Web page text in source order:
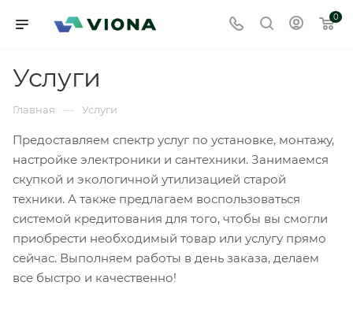
0
Услуги
Главная — Услуги
Предоставляем спектр услуг по установке, монтажу,
настройке электроники и сантехники. Занимаемся
скупкой и экологичной утилизацией старой
техники. А также предлагаем воспользоваться
системой кредитования для того, чтобы вы смогли
приобрести необходимый товар или услугу прямо
сейчас. Выполняем работы в день заказа, делаем
все быстро и качественно!